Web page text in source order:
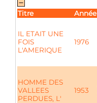
Titre Année
IL ETAIT UNE
FOIS
L'AMERIQUE
1976
HOMME DES
VALLEES
PERDUES, L'
1953